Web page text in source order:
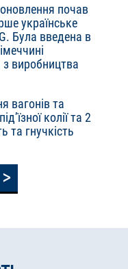
почав
українське
Була введена в
з виробництва
вагонів та
колії та 2
та гнучкість
>